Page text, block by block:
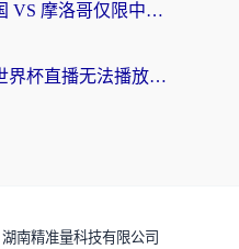
在国外看世界杯法国 VS 摩洛哥仅限中国大陆？别让地域限制拦下你的欢呼
在澳大利亚看抖音世界杯直播无法播放？海外党体育观赛终极指南来了！
湖南精准量科技有限公司